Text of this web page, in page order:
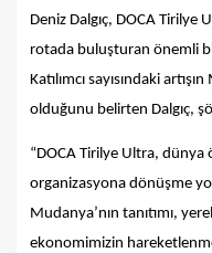
Deniz Dalgıç, DOCA Tirilye
rotada buluşturan önemli
Katılımcı sayısındaki
olduğunu belirten Dalgıç,
“DOCA Tirilye Ultra,
organizasyona dönüşme
Mudanya’nın tanıtımı,
ekonomimizin